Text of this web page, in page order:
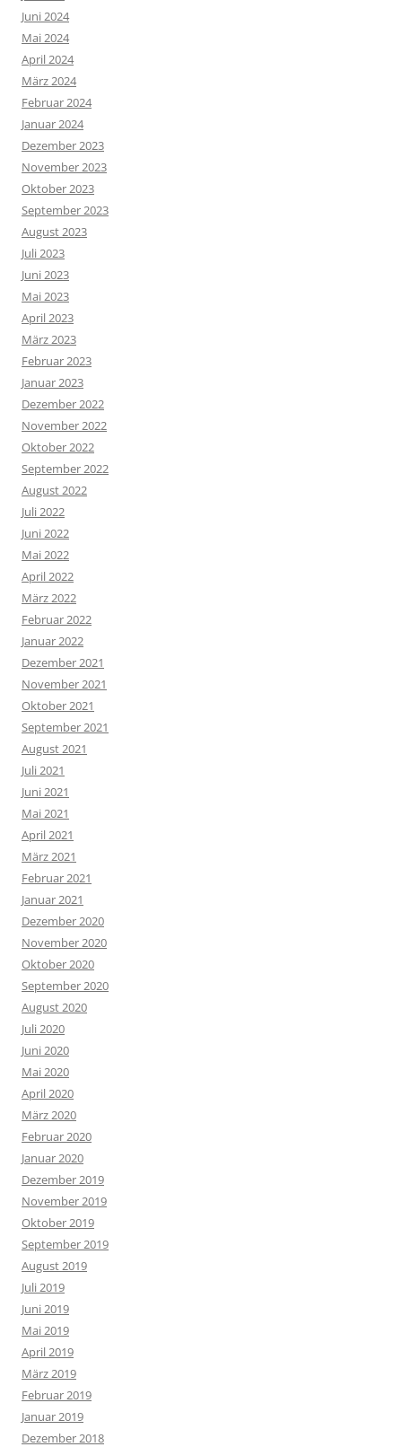
Juni 2024
Mai 2024
April 2024
März 2024
Februar 2024
Januar 2024
Dezember 2023
November 2023
Oktober 2023
September 2023
August 2023
Juli 2023
Juni 2023
Mai 2023
April 2023
März 2023
Februar 2023
Januar 2023
Dezember 2022
November 2022
Oktober 2022
September 2022
August 2022
Juli 2022
Juni 2022
Mai 2022
April 2022
März 2022
Februar 2022
Januar 2022
Dezember 2021
November 2021
Oktober 2021
September 2021
August 2021
Juli 2021
Juni 2021
Mai 2021
April 2021
März 2021
Februar 2021
Januar 2021
Dezember 2020
November 2020
Oktober 2020
September 2020
August 2020
Juli 2020
Juni 2020
Mai 2020
April 2020
März 2020
Februar 2020
Januar 2020
Dezember 2019
November 2019
Oktober 2019
September 2019
August 2019
Juli 2019
Juni 2019
Mai 2019
April 2019
März 2019
Februar 2019
Januar 2019
Dezember 2018